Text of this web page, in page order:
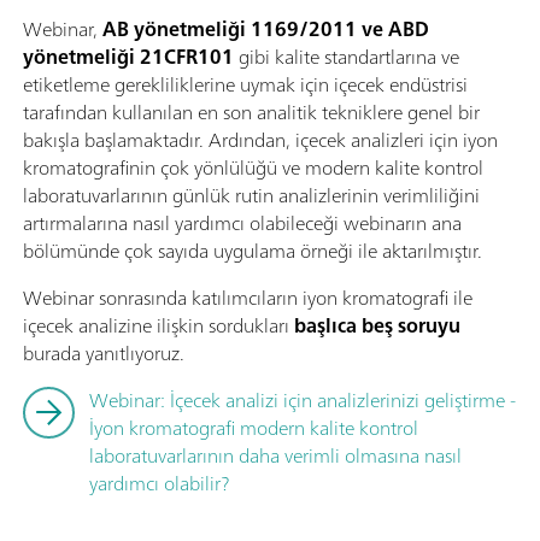
Webinar,AB yönetmeliği 1169/2011 ve ABD
yönetmeliği 21CFR101 gibi kalite standartlarına ve
etiketleme gerekliliklerine uymak için içecek endüstrisi
tarafından kullanılan en son analitik tekniklere genel bir
bakışla başlamaktadır. Ardından, içecek analizleri için iyon
kromatografinin çok yönlülüğü ve modern kalite kontrol
laboratuvarlarının günlük rutin analizlerinin verimliliğini
artırmalarına nasıl yardımcı olabileceği webinarın ana
bölümünde çok sayıda uygulama örneği ile aktarılmıştır.
Webinar sonrasında katılımcıların iyon kromatografi ile
içecek analizine ilişkin sordukları başlıca beş soruyu
burada yanıtlıyoruz.
Webinar: İçecek analizi için analizlerinizi geliştirme -
İyon kromatografi modern kalite kontrol
laboratuvarlarının daha verimli olmasına nasıl
yardımcı olabilir?